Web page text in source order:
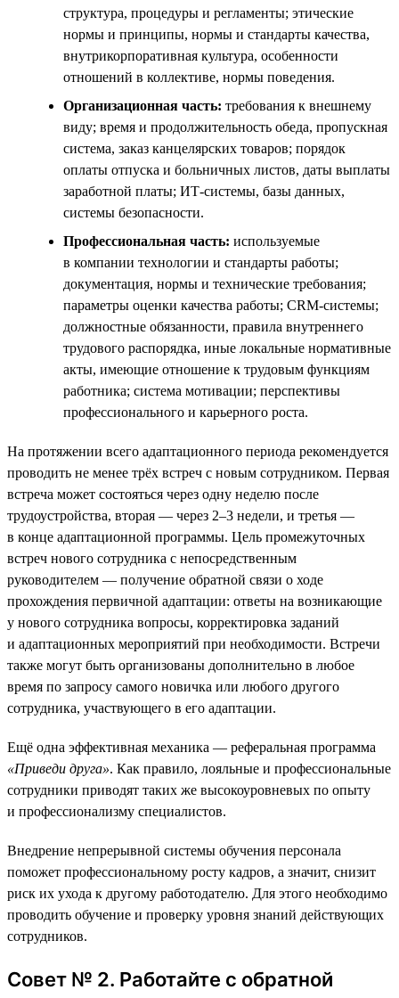
структура, процедуры и регламенты; этические
нормы и принципы, нормы и стандарты качества,
внутрикорпоративная культура, особенности
отношений в коллективе, нормы поведения.
Организационная часть: требования к внешнему
виду; время и продолжительность обеда, пропускная
система, заказ канцелярских товаров; порядок
оплаты отпуска и больничных листов, даты выплаты
заработной платы; ИТ-системы, базы данных,
системы безопасности.
Профессиональная часть: используемые
в компании технологии и стандарты работы;
документация, нормы и технические требования;
параметры оценки качества работы; CRM-системы;
должностные обязанности, правила внутреннего
трудового распорядка, иные локальные нормативные
акты, имеющие отношение к трудовым функциям
работника; система мотивации; перспективы
профессионального и карьерного роста.
На протяжении всего адаптационного периода рекомендуется
проводить не менее трёх встреч с новым сотрудником. Первая
встреча может состояться через одну неделю после
трудоустройства, вторая — через 2–3 недели, и третья —
в конце адаптационной программы. Цель промежуточных
встреч нового сотрудника с непосредственным
руководителем — получение обратной связи о ходе
прохождения первичной адаптации: ответы на возникающие
у нового сотрудника вопросы, корректировка заданий
и адаптационных мероприятий при необходимости. Встречи
также могут быть организованы дополнительно в любое
время по запросу самого новичка или любого другого
сотрудника, участвующего в его адаптации.
Ещё одна эффективная механика — реферальная программа
«Приведи друга». Как правило, лояльные и профессиональные
сотрудники приводят таких же высокоуровневых по опыту
и профессионализму специалистов.
Внедрение непрерывной системы обучения персонала
поможет профессиональному росту кадров, а значит, снизит
риск их ухода к другому работодателю. Для этого необходимо
проводить обучение и проверку уровня знаний действующих
сотрудников.
Совет № 2. Работайте с обратной